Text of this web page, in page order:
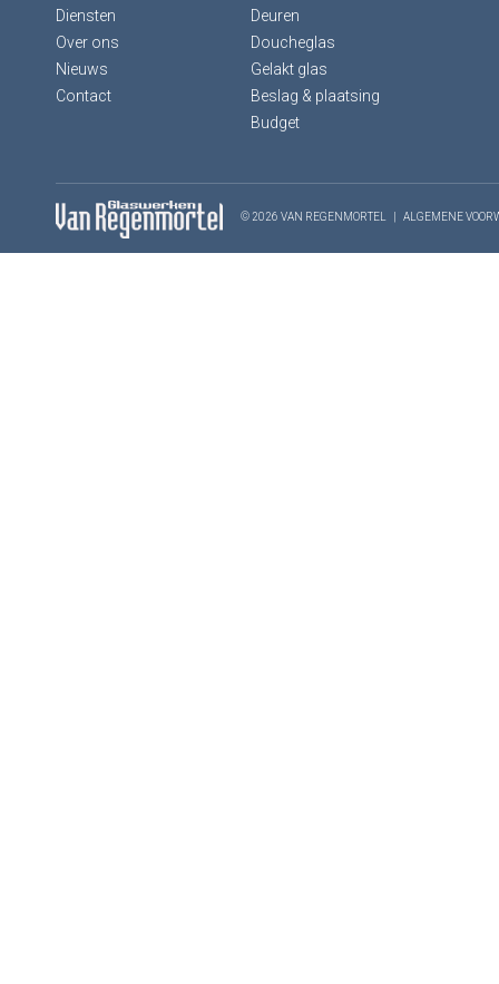
Diensten
Over ons
Nieuws
Contact
Deuren
Doucheglas
Gelakt glas
Beslag & plaatsing
Budget
© 2026 VAN REGENMORTEL ALGEMENE